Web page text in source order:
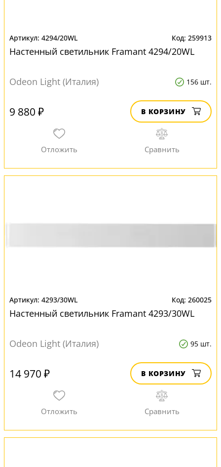
4294/20WL 259913
Настенный светильник Framant 4294/20WL
Odeon Light (Италия) 156 шт.
9 880 ₽ В КОРЗИНУ
4293/30WL 260025
Настенный светильник Framant 4293/30WL
Odeon Light (Италия) 95 шт.
14 970 ₽ В КОРЗИНУ